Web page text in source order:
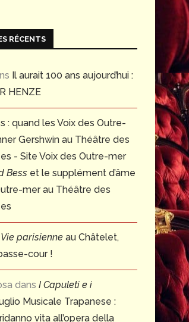
RÉCENTS
Il aurait 100 ans aujourd’hui :
HENZE
: quand les Voix des Outre-
Gershwin au Théâtre des
- Site Voix des Outre-mer
Bess et le supplément d’âme
mer au Théâtre des
parisienne au Châtelet,
cour !
dans I Capuleti e i
Musicale Trapanese :
vita all’opera della